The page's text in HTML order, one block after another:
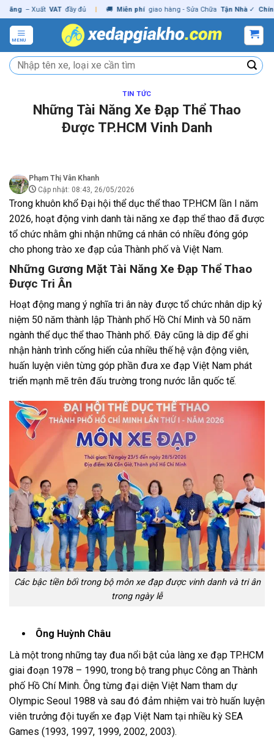
Skip
to
content
– Xuất VAT đầy đủ | 🚚 Miễn phí giao hàng - Sửa Chữa Tận Nhà ✓ Chính
MENU
Tìm
kiếm:
TIN TỨC
Những Tài Năng Xe Đạp Thể Thao
Được TP.HCM Vinh Danh
Phạm Thị Vân Khanh
Cập nhật: 08:43, 26/05/2026
Trong khuôn khổ Đại hội thể dục thể thao TP.HCM lần I năm
2026, hoạt động vinh danh tài năng xe đạp thể thao đã được
tổ chức nhằm ghi nhận những cá nhân có nhiều đóng góp
cho phong trào xe đạp của Thành phố và Việt Nam.
Những Gương Mặt Tài Năng Xe Đạp Thể Thao
Được Tri Ân
Hoạt động mang ý nghĩa tri ân này được tổ chức nhân dịp kỷ
niệm 50 năm thành lập Thành phố Hồ Chí Minh và 50 năm
ngành thể dục thể thao Thành phố. Đây cũng là dịp để ghi
nhận hành trình cống hiến của nhiều thế hệ vận động viên,
huấn luyện viên từng góp phần đưa xe đạp Việt Nam phát
triển mạnh mẽ trên đấu trường trong nước lẫn quốc tế.
Các bậc tiền bối trong bộ môn xe đạp được vinh danh và tri ân
trong ngày lễ
Ông Huỳnh Châu
Là một trong những tay đua nổi bật của làng xe đạp TP.HCM
giai đoạn 1978 – 1990, trong bộ trang phục Công an Thành
phố Hồ Chí Minh. Ông từng đại diện Việt Nam tham dự
Olympic Seoul 1988 và sau đó đảm nhiệm vai trò huấn luyện
viên trưởng đội tuyển xe đạp Việt Nam tại nhiều kỳ SEA
Games (1993, 1997, 1999, 2002, 2003).